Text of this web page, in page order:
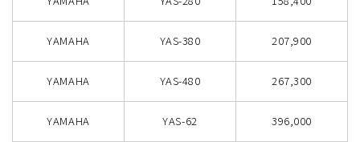
YAMAHA YAS-380 207,900
YAMAHA YAS-480 267,300
YAMAHA YAS-62 396,000